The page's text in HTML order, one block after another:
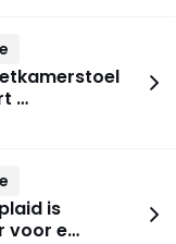
…
is
voor e…